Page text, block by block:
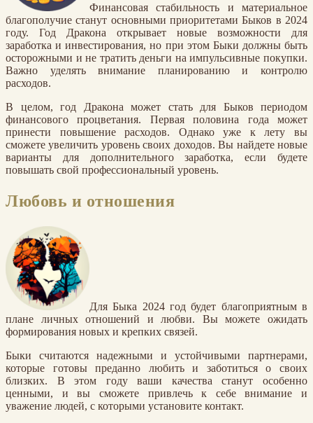
Финансовая стабильность и материальное
благополучие станут основными приоритетами Быков в 2024
году. Год Дракона открывает новые возможности для
заработка и инвестирования, но при этом Быки должны быть
осторожными и не тратить деньги на импульсивные покупки.
Важно уделять внимание планированию и контролю
расходов.
В целом, год Дракона может стать для Быков периодом
финансового процветания. Первая половина года может
принести повышение расходов. Однако уже к лету вы
сможете увеличить уровень своих доходов. Вы найдете новые
варианты для дополнительного заработка, если будете
повышать свой профессиональный уровень.
Любовь и отношения
Для Быка 2024 год будет благоприятным в
плане личных отношений и любви. Вы можете ожидать
формирования новых и крепких связей.
Быки считаются надежными и устойчивыми партнерами,
которые готовы преданно любить и заботиться о своих
близких. В этом году ваши качества станут особенно
ценными, и вы сможете привлечь к себе внимание и
уважение людей, с которыми установите контакт.